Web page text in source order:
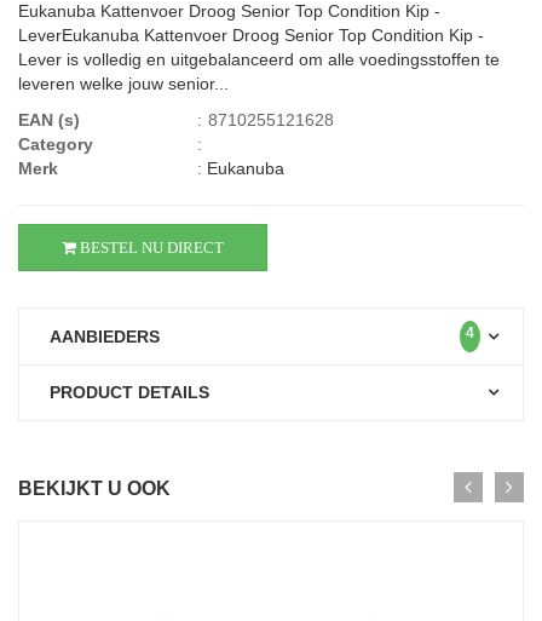
Eukanuba Kattenvoer Droog Senior Top Condition Kip -
LeverEukanuba Kattenvoer Droog Senior Top Condition Kip -
Lever is volledig en uitgebalanceerd om alle voedingsstoffen te
leveren welke jouw senior...
EAN (s)
: 8710255121628
Category
:
Merk
: Eukanuba
BESTEL NU DIRECT
AANBIEDERS 4
PRODUCT DETAILS
BEKIJKT U OOK